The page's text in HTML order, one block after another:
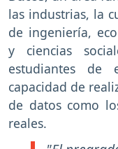
las industrias, la
de ingeniería,
y ciencias
estudiantes de
capacidad de
de datos como
reales.